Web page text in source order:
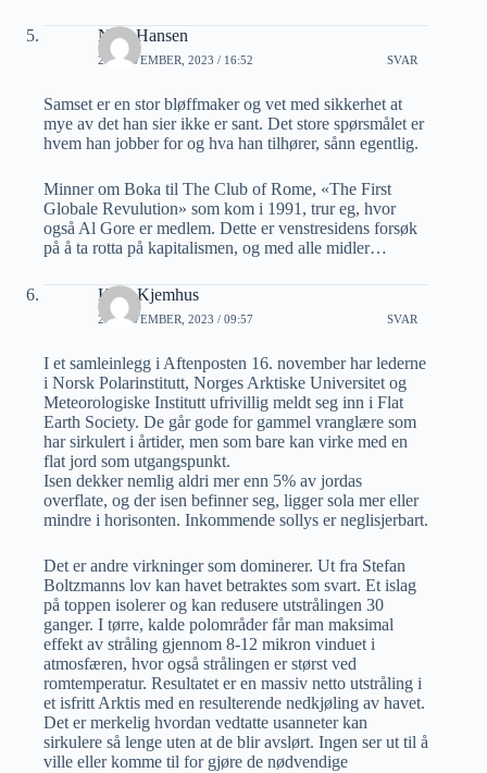
Nina Hansen
21 NOVEMBER, 2023 / 16:52 SVAR
Samset er en stor bløffmaker og vet med sikkerhet at
mye av det han sier ikke er sant. Det store spørsmålet er
hvem han jobber for og hva han tilhører, sånn egentlig.
Minner om Boka til The Club of Rome, «The First
Globale Revulution» som kom i 1991, trur eg, hvor
også Al Gore er medlem. Dette er venstresidens forsøk
på å ta rotta på kapitalismen, og med alle midler…
Knut Kjemhus
22 NOVEMBER, 2023 / 09:57 SVAR
I et samleinlegg i Aftenposten 16. november har lederne
i Norsk Polarinstitutt, Norges Arktiske Universitet og
Meteorologiske Institutt ufrivillig meldt seg inn i Flat
Earth Society. De går gode for gammel vranglære som
har sirkulert i årtider, men som bare kan virke med en
flat jord som utgangspunkt.
Isen dekker nemlig aldri mer enn 5% av jordas
overflate, og der isen befinner seg, ligger sola mer eller
mindre i horisonten. Inkommende sollys er neglisjerbart.
Det er andre virkninger som dominerer. Ut fra Stefan
Boltzmanns lov kan havet betraktes som svart. Et islag
på toppen isolerer og kan redusere utstrålingen 30
ganger. I tørre, kalde polområder får man maksimal
effekt av stråling gjennom 8-12 mikron vinduet i
atmosfæren, hvor også strålingen er størst ved
romtemperatur. Resultatet er en massiv netto utstråling i
et isfritt Arktis med en resulterende nedkjøling av havet.
Det er merkelig hvordan vedtatte usanneter kan
sirkulere så lenge uten at de blir avslørt. Ingen ser ut til å
ville eller komme til for gjøre de nødvendige